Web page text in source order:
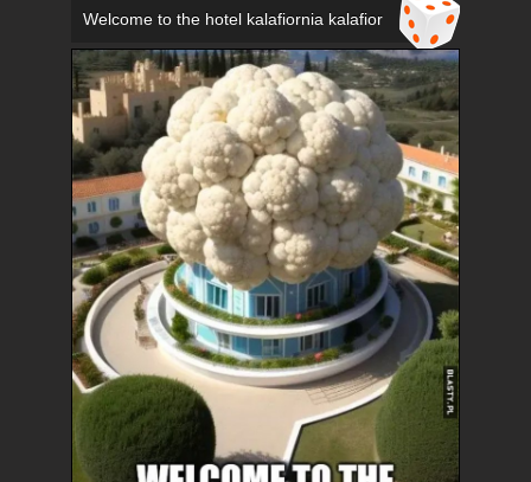
Welcome to the hotel kalafiornia kalafior